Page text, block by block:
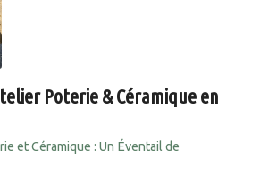
Poterie & Céramique en
et Céramique : Un Éventail de